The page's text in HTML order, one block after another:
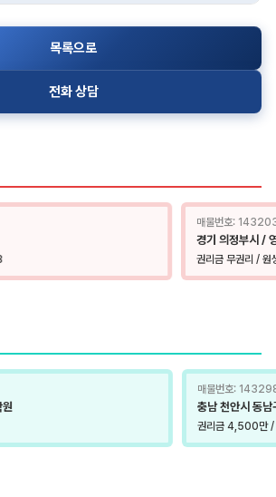
매물번호:
경기 의정부시 /
권리금 무권리 /
목록으로
전화 상담
원
매물번호:
충남 천안시 동
권리금 4,500만